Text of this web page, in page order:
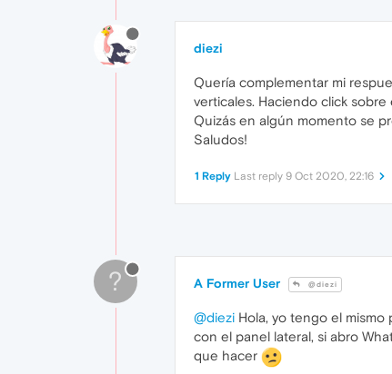
diezi
Quería complementar mi
verticales. Haciendo click sobre
Quizás en algún momento se
Saludos!
1 Reply Last reply 9 Oct 2020, 22:16
? A Former User @diezi
@diezi Hola, yo tengo el
con el panel lateral, si abro
que hacer